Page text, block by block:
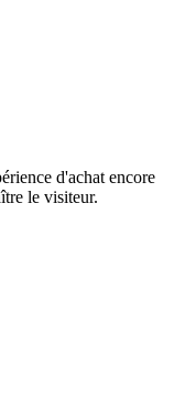
d'achat encore
le visiteur.